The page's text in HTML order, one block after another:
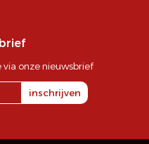
onze nieuwsbrief
inschrijven